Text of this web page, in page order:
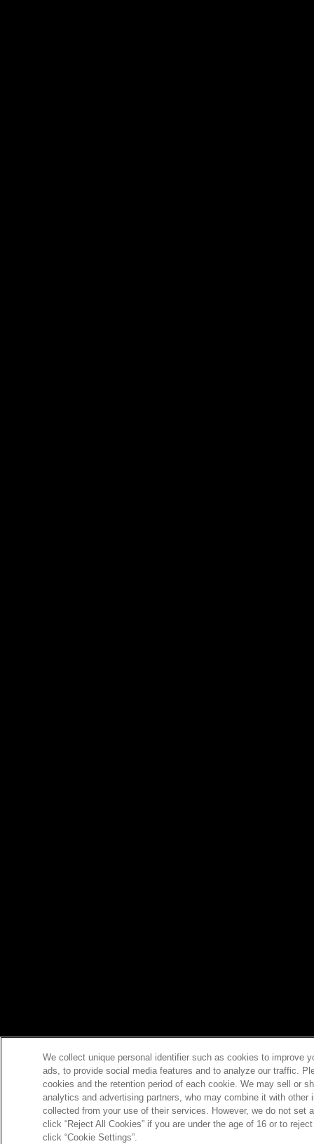
We collect unique personal identifier such as cookies to improve
ads, to provide social media features and to analyze our traffic.
cookies and the retention period of each cookie. We may sell or
analytics and advertising partners, who may combine it with
collected from your use of their services. However, we do not set
click “Reject All Cookies” if you are under the age of 16 or to
click “Cookie Settings”.